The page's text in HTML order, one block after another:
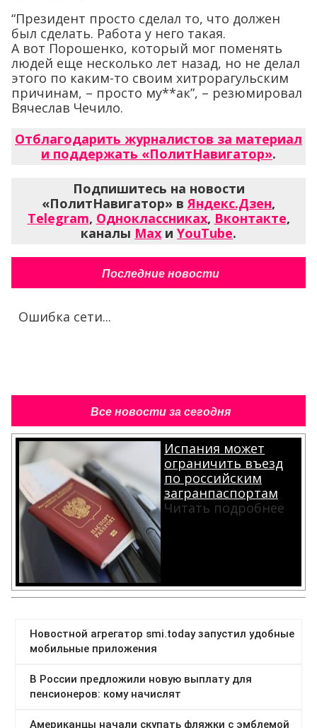
“Президент просто сделал то, что должен
был сделать. Работа у него такая.
А вот Порошенко, который мог поменять
людей еще несколько лет назад, но не делал
этого по каким-то своим хитрорагульским
причинам, – просто му**ак”, – резюмировал
Вячеслав Чечило.
Отблагодарить журналистов за материал
и поддержать «ПолитНавигатор».
Подпишитесь на новости
«ПолитНавигатор» вЯндекс.Дзен,
Telegram, Одноклассниках, Вконтакте,
каналы Max и YouTube.
Последние новости
Ошибка сети...
Все новости за сегодня
Испания может
ограничить въезд
по российским
загранпаспортам
Читать подробнее